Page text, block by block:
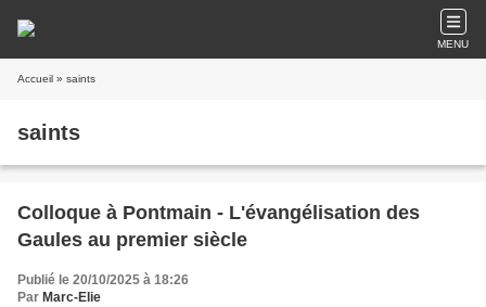
MENU
Accueil » saints
saints
Colloque à Pontmain - L'évangélisation des
Gaules au premier siècle
Publié le 20/10/2025 à 18:26
Par Marc-Elie